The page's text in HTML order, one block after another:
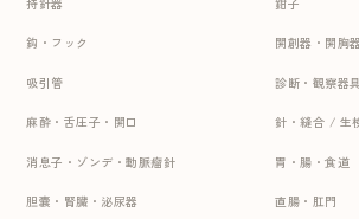
鈎・フック 開創器・開胸器
吸引管 診断・観察器具
麻酔・舌圧子・開口 針・縫合 / 生
消息子・ゾンデ・動脈瘤針 胃・腸・食道
胆嚢・腎臓・泌尿器 直腸・肛門